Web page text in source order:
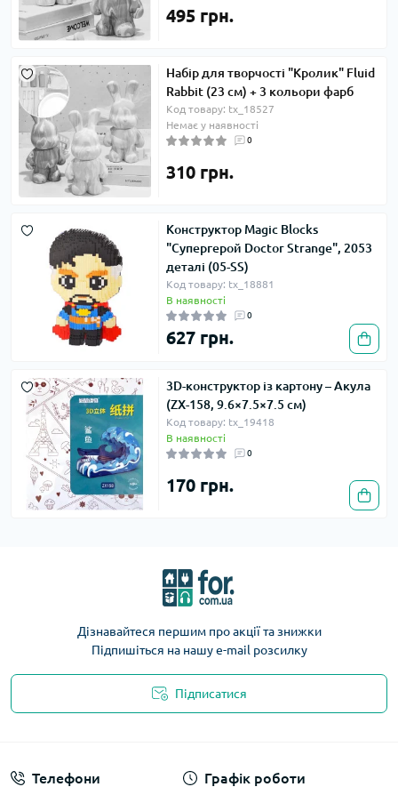
495 грн.
Набір для творчості "Кролик" Fluid
Rabbit (23 см) + 3 кольори фарб
Код товару: tx_18527
Немає у наявності
0
310 грн.
Конструктор Magic Blocks
"Супергерой Doctor Strange", 2053
деталі (05-SS)
Код товару: tx_18881
В наявності
0
627 грн.
3D-конструктор із картону – Акула
(ZX-158, 9.6×7.5×7.5 см)
Код товару: tx_19418
В наявності
0
170 грн.
Дізнавайтеся першим про акції та знижки
Підпишіться на нашу e-mail розсилку
Підписатися
Телефони Графік роботи